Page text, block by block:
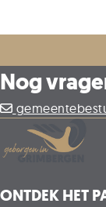
Kerkplein
de
achterkant en
het Otto
parkeren is
Nog
ONTDEK HET